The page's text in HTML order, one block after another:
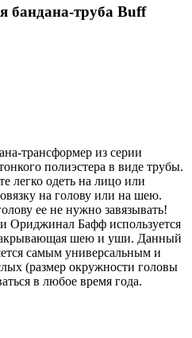
бандана-труба Buff
трансформер из серии
полиэстера в виде трубы.
легко одеть на лицо или
на голову или на шею.
ее не нужно завязывать!
Ориджинал Бафф используется
шею и уши. Данный
самым универсальным и
(размер окружности головы
в любое время года.